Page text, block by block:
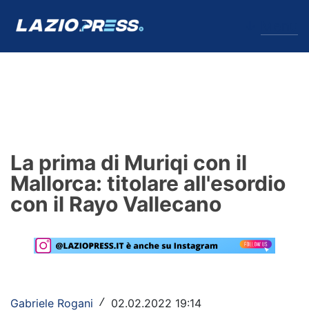
Formello
Infortuni
Primavera
Lazio Women
La prima di Muriqi con il
Mallorca: titolare all'esordio
con il Rayo Vallecano
Gabriele Rogani / 02.02.2022 19:14